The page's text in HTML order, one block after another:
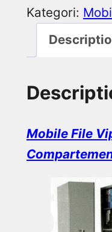
Kategori:
Mobile File